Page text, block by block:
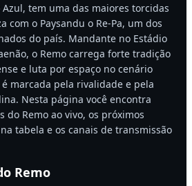
Azul, tem uma das maiores torcidas
com o Paysandu o Re-Pa, um dos
do país. Mandante no Estádio
o Remo carrega forte tradição
e luta por espaço no cenário
marcada pela rivalidade e pela
Nesta página você encontra
do Remo ao vivo, os próximos
tabela e os canais de transmissão
Remo